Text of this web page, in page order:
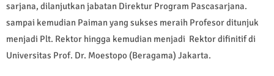
sarjana, dilanjutkan jabatan Direktur Program Pascasarjana.
sampai kemudian Paiman yang sukses meraih Profesor ditunjuk
menjadi Plt. Rektor hingga kemudian menjadi Rektor difinitif di
Universitas Prof. Dr. Moestopo (Beragama) Jakarta.